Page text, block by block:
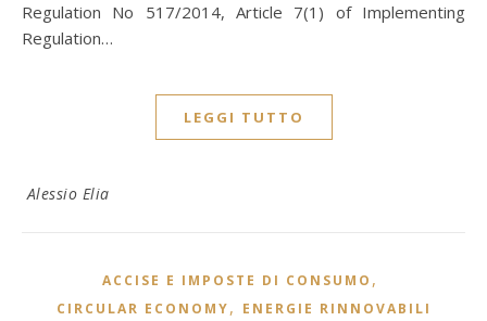
Regulation No 517/2014, Article 7(1) of Implementing
Regulation…
LEGGI TUTTO
Alessio Elia
ACCISE E IMPOSTE DI CONSUMO ,
CIRCULAR ECONOMY, ENERGIE RINNOVABILI